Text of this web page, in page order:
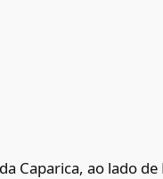
Caparica, ao lado